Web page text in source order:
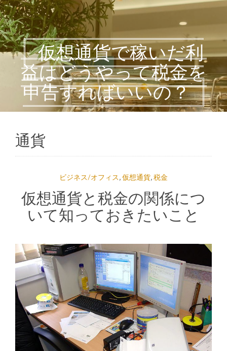
仮想通貨で稼いだ利
益はどうやって税金を
申告すればいいの？
通貨
ビジネス/オフィス,仮想通貨,税金
仮想通貨と税金の関係につ
いて知っておきたいこと